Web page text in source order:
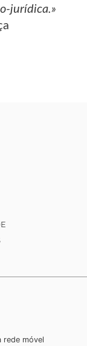
jurídica.»
rede móvel